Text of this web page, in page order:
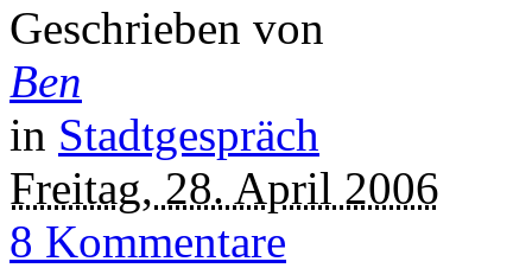
Geschrieben von
Ben
in Stadtgespräch
Freitag, 28. April 2006
8 Kommentare